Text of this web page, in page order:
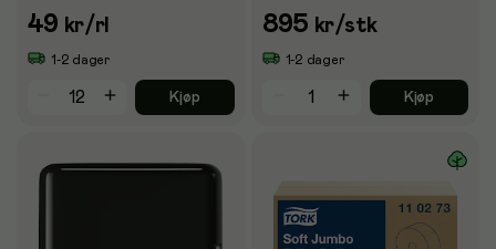
49 kr/rl
1-2 dager
Kjøp
895 kr/stk
1-2 dager
Kjøp